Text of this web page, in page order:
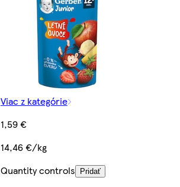
Viac z kategórie
1,59 €
14,46 €/kg
Quantity controls
Pridať